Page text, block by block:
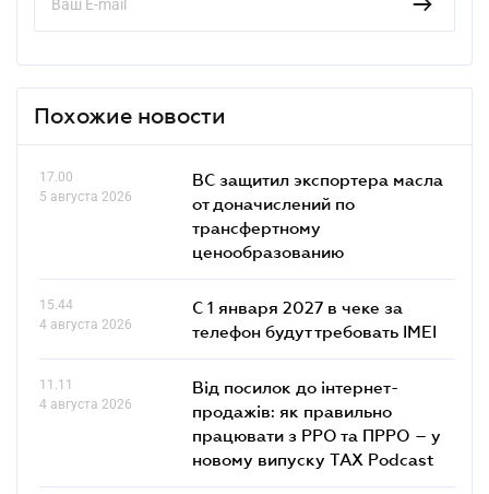
Похожие новости
17.00
5 августа 2026
ВС защитил экспортера масла
от доначислений по
трансфертному
ценообразованию
15.44
4 августа 2026
С 1 января 2027 в чеке за
телефон будут требовать IMEI
11.11
4 августа 2026
Від посилок до інтернет-
продажів: як правильно
працювати з РРО та ПРРО – у
новому випуску TAX Podcast